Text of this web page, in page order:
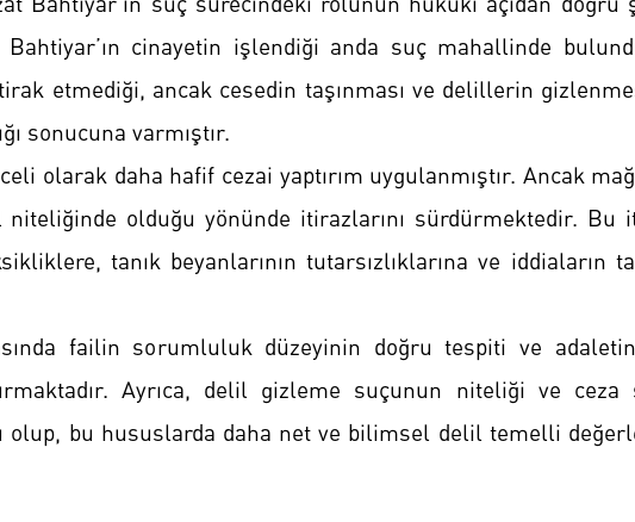
cinayetin işlendiği anda suç mahallinde
etmediği, ancak cesedin taşınması ve delillerin
sonucuna varmıştır.
olarak daha hafif cezai yaptırım uygulanmıştır. Ancak
olduğu yönünde itirazlarını sürdürmektedir.
tanık beyanlarının tutarsızlıklarına ve iddiaların
failin sorumluluk düzeyinin doğru tespiti ve
Ayrıca, delil gizleme suçunun niteliği ve
olup, bu hususlarda daha net ve bilimsel delil temelli